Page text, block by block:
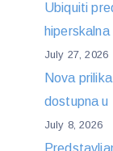
Ubiquiti
July 27, 2026
Nova
dostupna u
July 8, 2026